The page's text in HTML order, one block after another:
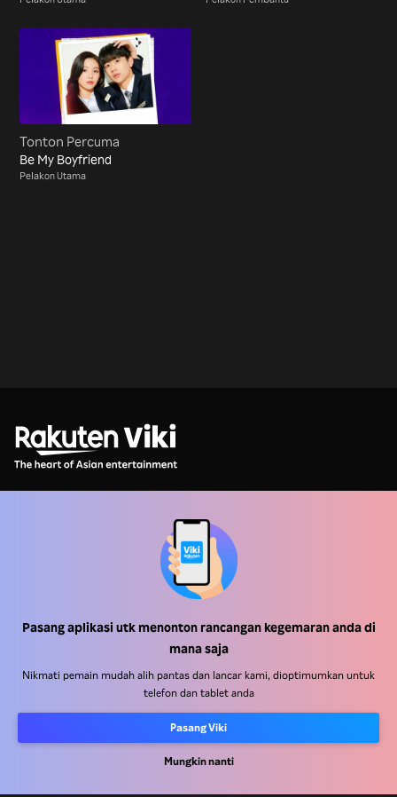
Pasang aplikasi utk menonton rancangan kegemaran anda di
mana saja
Nikmati pemain mudah alih pantas dan lancar kami, dioptimumkan untuk
telefon dan tablet anda
Pasang Viki
Mungkin nanti
Tonton Percuma
Be My Boyfriend
Pelakon Utama
Rakan Kongsi Pengedaran
Pusat Akhbar